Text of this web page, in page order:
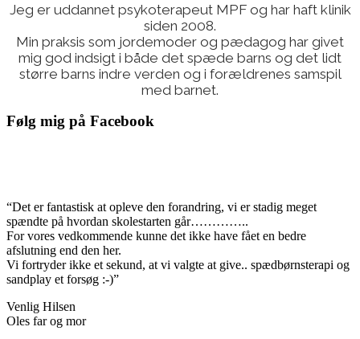
Jeg er uddannet psykoterapeut MPF og har haft klinik
siden 2008.
Min praksis som jordemoder og pædagog har givet
mig god indsigt i både det spæde barns og det lidt
større barns indre verden og i forældrenes samspil
med barnet.
Følg mig på Facebook
“Det er fantastisk at opleve den forandring, vi er stadig meget
spændte på hvordan skolestarten går…………..
For vores vedkommende kunne det ikke have fået en bedre
afslutning end den her.
Vi fortryder ikke et sekund, at vi valgte at give.. spædbørnsterapi og
sandplay et forsøg :-)”
Venlig Hilsen
Oles far og mor